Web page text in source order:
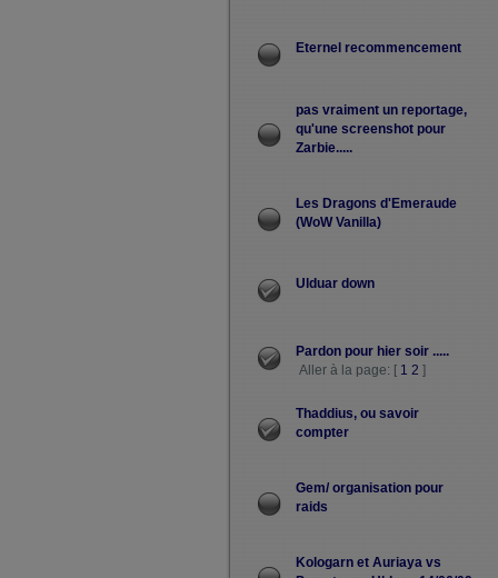
Eternel recommencement
pas vraiment un reportage,
qu'une screenshot pour
Zarbie.....
Les Dragons d'Emeraude
(WoW Vanilla)
Ulduar down
Pardon pour hier soir .....
Aller à la page: [ 1 2 ]
Thaddius, ou savoir
compter
Gem/ organisation pour
raids
Kologarn et Auriaya vs